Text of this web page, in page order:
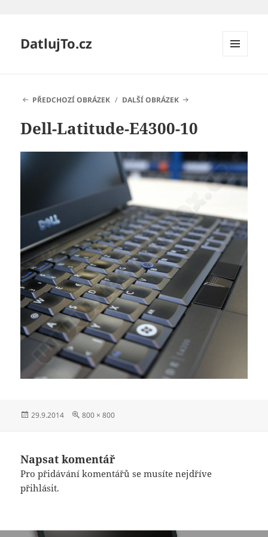
DatlujTo.cz
PŘEDCHOZÍ OBRÁZEK
DALŠÍ OBRÁZEK
Dell-Latitude-E4300-10
Publikováno:
29.9.2014
Původní
800 × 800
Napsat komentář
Pro přidávání komentářů se musíte nejdříve
přihlásit.